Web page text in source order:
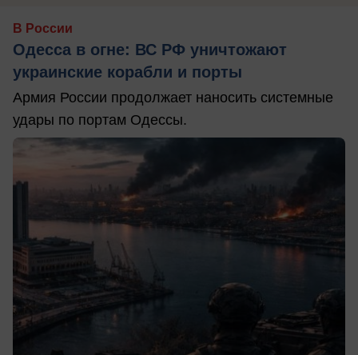
В России
Одесса в огне: ВС РФ уничтожают
украинские корабли и порты
Армия России продолжает наносить системные
удары по портам Одессы.